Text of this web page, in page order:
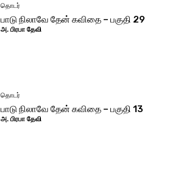
தொடர்
பாடு நிலாவே தேன் கவிதை – பகுதி 29
அ. பிரபா தேவி
தொடர்
பாடு நிலாவே தேன் கவிதை – பகுதி 13
அ. பிரபா தேவி